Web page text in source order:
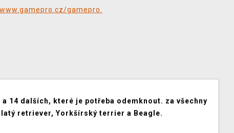
gamepro.
14 dalších, které je potřeba odemknout. za všechny
retriever, Yorkšírský terrier a Beagle.